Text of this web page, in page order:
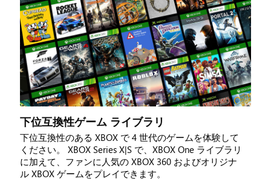
下位互換性ゲーム ライブラリ
下位互換性のある XBOX で 4 世代のゲームを体験して
ください。 XBOX Series X|S で、XBOX One ライブラリ
に加えて、ファンに人気の XBOX 360 およびオリジナ
ル XBOX ゲームをプレイできます。